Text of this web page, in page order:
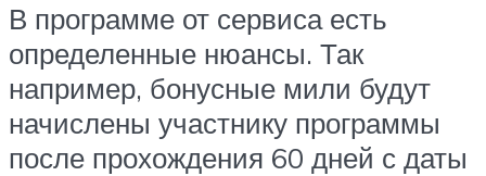
В программе от сервиса есть
определенные нюансы. Так
например, бонусные мили будут
начислены участнику программы
после прохождения 60 дней с даты